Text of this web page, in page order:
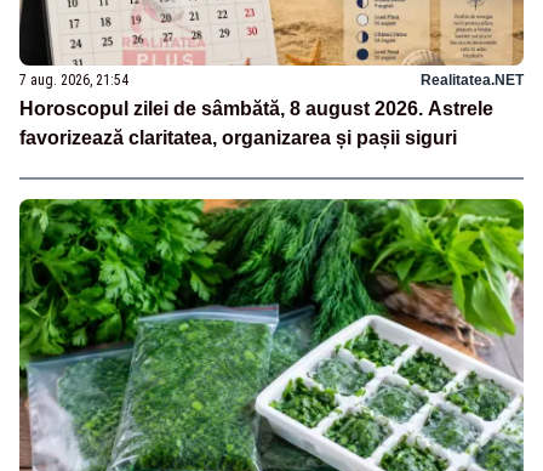
7 aug. 2026, 21:54 Realitatea.NET
Horoscopul zilei de sâmbătă, 8 august 2026. Astrele
favorizează claritatea, organizarea și pașii siguri